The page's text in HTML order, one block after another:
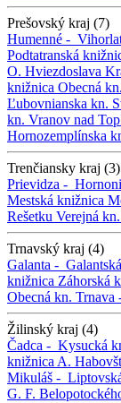
Prešovský kraj (7)
Humenné -
Podtatranská
O. Hviezdoslava
knižnica Obecná kn.
Ľubovnianska kn.
kn. Vranov nad
Hornozemplínska
Trenčiansky kraj (3)
Prievidza -
Mestská knižnica
Rešetku Verejná
Trnavský kraj (4)
Galanta -
knižnica Záhorská
Obecná kn. Trnava
Žilinský kraj (4)
Čadca - Kysucká
knižnica A.
Mikuláš -
G. F.